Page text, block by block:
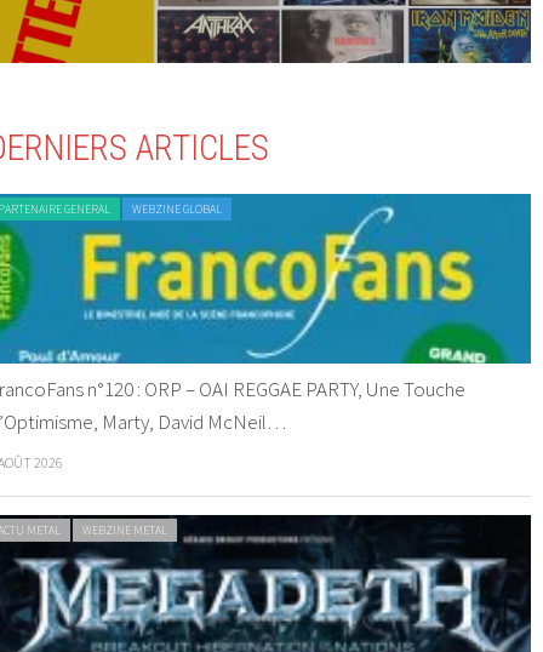
ARTICLES
GENERAL WEBZINE GLOBAL
n°120 : ORP – OAI REGGAE PARTY, Une Touche
Marty, David McNeil…
2026
METAL WEBZINE METAL